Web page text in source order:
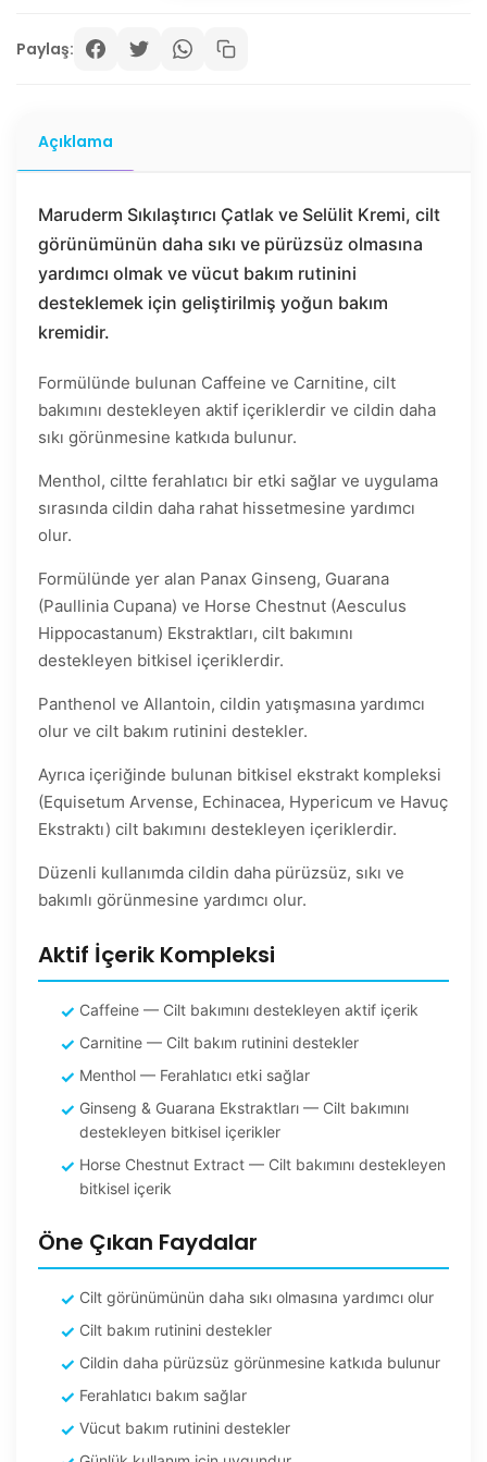
Paylaş:
Açıklama
Maruderm Sıkılaştırıcı Çatlak ve Selülit Kremi, cilt
görünümünün daha sıkı ve pürüzsüz olmasına
yardımcı olmak ve vücut bakım rutinini
desteklemek için geliştirilmiş yoğun bakım
kremidir.
Formülünde bulunan Caffeine ve Carnitine, cilt
bakımını destekleyen aktif içeriklerdir ve cildin daha
sıkı görünmesine katkıda bulunur.
Menthol, ciltte ferahlatıcı bir etki sağlar ve uygulama
sırasında cildin daha rahat hissetmesine yardımcı
olur.
Formülünde yer alan Panax Ginseng, Guarana
(Paullinia Cupana) ve Horse Chestnut (Aesculus
Hippocastanum) Ekstraktları, cilt bakımını
destekleyen bitkisel içeriklerdir.
Panthenol ve Allantoin, cildin yatışmasına yardımcı
olur ve cilt bakım rutinini destekler.
Ayrıca içeriğinde bulunan bitkisel ekstrakt kompleksi
(Equisetum Arvense, Echinacea, Hypericum ve Havuç
Ekstraktı) cilt bakımını destekleyen içeriklerdir.
Düzenli kullanımda cildin daha pürüzsüz, sıkı ve
bakımlı görünmesine yardımcı olur.
Aktif İçerik Kompleksi
Caffeine — Cilt bakımını destekleyen aktif içerik
Carnitine — Cilt bakım rutinini destekler
Menthol — Ferahlatıcı etki sağlar
Ginseng & Guarana Ekstraktları — Cilt bakımını
destekleyen bitkisel içerikler
Horse Chestnut Extract — Cilt bakımını destekleyen
bitkisel içerik
Öne Çıkan Faydalar
Cilt görünümünün daha sıkı olmasına yardımcı olur
Cilt bakım rutinini destekler
Cildin daha pürüzsüz görünmesine katkıda bulunur
Ferahlatıcı bakım sağlar
Vücut bakım rutinini destekler